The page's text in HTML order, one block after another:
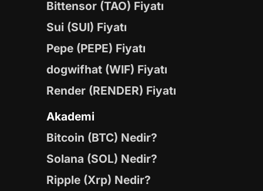
Bittensor (TAO) Fiyatı
Sui (SUI) Fiyatı
Pepe (PEPE) Fiyatı
dogwifhat (WIF) Fiyatı
Render (RENDER) Fiyatı
Akademi
Bitcoin (BTC) Nedir?
Solana (SOL) Nedir?
Ripple (Xrp) Nedir?